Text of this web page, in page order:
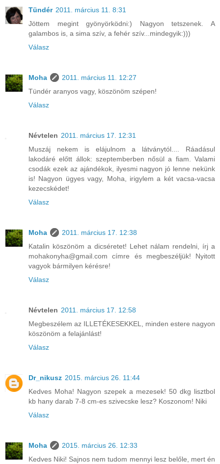
Tündér 2011. március 11. 8:31
Jöttem megint gyönyörködni:) Nagyon tetszenek. A
galambos is, a sima szív, a fehér szív...mindegyik:)))
Válasz
Moha
2011. március 11. 12:27
Tündér aranyos vagy, köszönöm szépen!
Válasz
Névtelen 2011. március 17. 12:31
Muszáj nekem is elájulnom a látványtól.... Ráadásul
lakodáré előtt állok: szeptemberben nősül a fiam. Valami
csodák ezek az ajándékok, ilyesmi nagyon jó lenne nekünk
is! Nagyon ügyes vagy, Moha, irigylem a két vacsa-vacsa
kezecskédet!
Válasz
Moha
2011. március 17. 12:38
Katalin köszönöm a dicséretet! Lehet nálam rendelni, írj a
mohakonyha@gmail.com címre és megbeszéljük! Nyitott
vagyok bármilyen kérésre!
Válasz
Névtelen 2011. március 17. 12:58
Megbeszélem az ILLETÉKESEKKEL, minden estere nagyon
köszönöm a felajánlást!
Válasz
Dr_nikusz 2015. március 26. 11:44
Kedves Moha! Nagyon szepek a mezesek! 50 dkg lisztbol
kb hany darab 7-8 cm-es szivecske lesz? Koszonom! Niki
Válasz
Moha
2015. március 26. 12:33
Kedves Niki! Sajnos nem tudom mennyi lesz belőle, mert én